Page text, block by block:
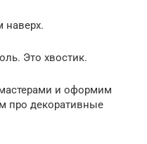
наверх.
Это хвостик.
и оформим
про декоративные